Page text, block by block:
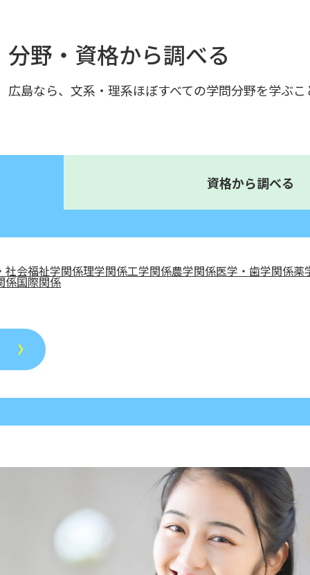
分野・資格から調べる
広島なら、文系・理系ほぼすべての学問分野を学ぶ
資格から調べる
社会福祉学関係理学関係工学関係農学関係医学・歯学関係薬
係国際関係